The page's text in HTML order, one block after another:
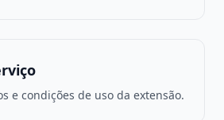
e condições de uso da extensão.